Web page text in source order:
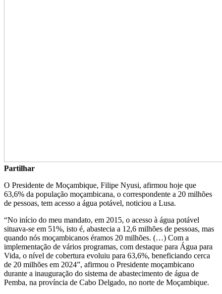
Partilhar
O Presidente de Moçambique, Filipe Nyusi, afirmou hoje que
63,6% da população moçambicana, o correspondente a 20 milhões
de pessoas, tem acesso a água potável, noticiou a Lusa.
“No início do meu mandato, em 2015, o acesso à água potável
situava-se em 51%, isto é, abastecia a 12,6 milhões de pessoas, mas
quando nós moçambicanos éramos 20 milhões. (…) Com a
implementação de vários programas, com destaque para Água para
Vida, o nível de cobertura evoluiu para 63,6%, beneficiando cerca
de 20 milhões em 2024”, afirmou o Presidente moçambicano
durante a inauguração do sistema de abastecimento de água de
Pemba, na província de Cabo Delgado, no norte de Moçambique.